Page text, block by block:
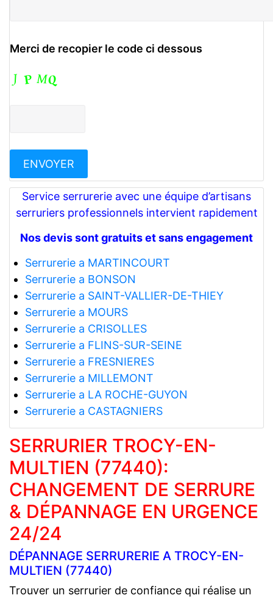
Merci de recopier le code ci dessous
Service serrurerie avec une équipe d’artisans
serruriers professionnels intervient rapidement
Nos devis sont gratuits et sans engagement
Serrurerie a MARTINCOURT
Serrurerie a BONSON
Serrurerie a SAINT-VALLIER-DE-THIEY
Serrurerie a MOURS
Serrurerie a CRISOLLES
Serrurerie a FLINS-SUR-SEINE
Serrurerie a FRESNIERES
Serrurerie a MILLEMONT
Serrurerie a LA ROCHE-GUYON
Serrurerie a CASTAGNIERS
SERRURIER TROCY-EN-
MULTIEN (77440):
CHANGEMENT DE SERRURE
& DÉPANNAGE EN URGENCE
24/24
DÉPANNAGE SERRURERIE A TROCY-EN-
MULTIEN (77440)
Trouver un serrurier de confiance qui réalise un